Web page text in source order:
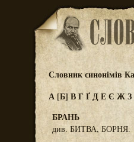
Словник синонімів
А [Б] ВГ ҐДЕЄ ЖЗ
БРАНЬ
див. БИТВА, БОРНЯ.